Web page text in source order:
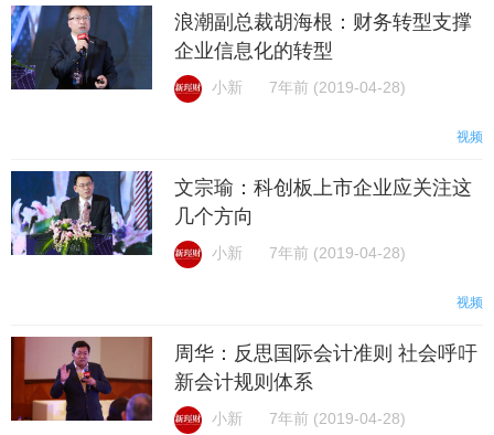
浪潮副总裁胡海根：财务转型支撑
企业信息化的转型
小新 7年前 (2019-04-28)
视频
文宗瑜：科创板上市企业应关注这
几个方向
小新 7年前 (2019-04-28)
视频
周华：反思国际会计准则 社会呼吁
新会计规则体系
小新 7年前 (2019-04-28)